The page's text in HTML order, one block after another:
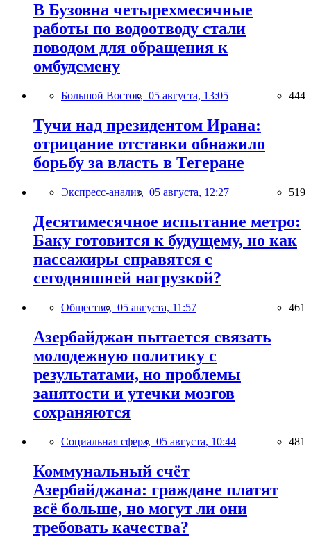
В Бузовна четырехмесячные
работы по водоотводу стали
поводом для обращения к
омбудсмену
Большой Восток, 05 августа, 13:05 444
Тучи над президентом Ирана:
отрицание отставки обнажило
борьбу за власть в Тегеране
Экспресс-анализ, 05 августа, 12:27 519
Десятимесячное испытание метро:
Баку готовится к будущему, но как
пассажиры справятся с
сегодняшней нагрузкой?
Общество, 05 августа, 11:57 461
Азербайджан пытается связать
молодежную политику с
результатами, но проблемы
занятости и утечки мозгов
сохраняются
Социальная сфера, 05 августа, 10:44 481
Коммунальный счёт
Азербайджана: граждане платят
всё больше, но могут ли они
требовать качества?